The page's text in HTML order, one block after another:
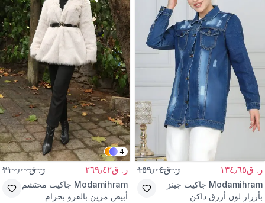
ر. ق١٣٤٫٦٥ ر. ق١٥٩٫٠٤
Modamihram جاكيت جينز
بأزرار لون أزرق داكن
4
ر. ق٢٦٩٫٤٢ ر. ق٣١٠٫٠٠
Modamihram جاكيت محتشم
أبيض مزين بالفرو بحزام